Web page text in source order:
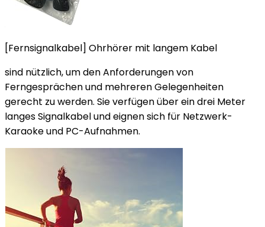
[Fernsignalkabel] Ohrhörer mit langem Kabel
sind nützlich, um den Anforderungen von
Ferngesprächen und mehreren Gelegenheiten
gerecht zu werden. Sie verfügen über ein drei Meter
langes Signalkabel und eignen sich für Netzwerk-
Karaoke und PC-Aufnahmen.